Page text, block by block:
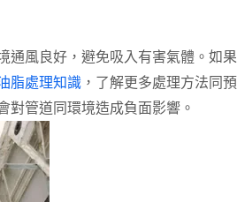
通風良好，避免吸入有害氣體。如
脂處理知識，了解更多處理方法同
對管道同環境造成負面影響。